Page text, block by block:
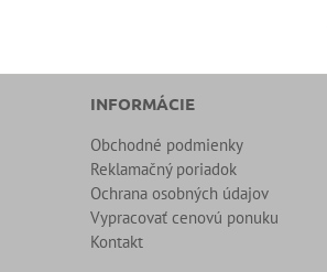
INFORMÁCIE
Obchodné podmienky
Reklamačný poriadok
Ochrana osobných údajov
Vypracovať cenovú ponuku
Kontakt